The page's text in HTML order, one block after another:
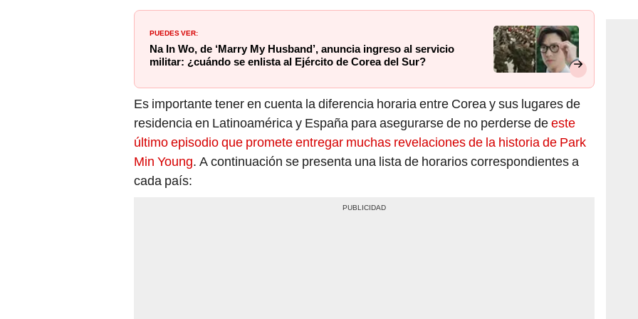
PUEDES VER:
Na In Wo, de ‘Marry My Husband’, anuncia ingreso al servicio
militar: ¿cuándo se enlista al Ejército de Corea del Sur?
Es importante tener en cuenta la diferencia horaria entre Corea y sus lugares de
residencia en Latinoamérica y España para asegurarse de no perderse deeste
último episodio que promete entregar muchas revelaciones de la historia de Park
Min Young. A continuación se presenta una lista de horarios correspondientes a
cada país: